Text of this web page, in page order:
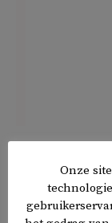
recente
aldus het
Onze